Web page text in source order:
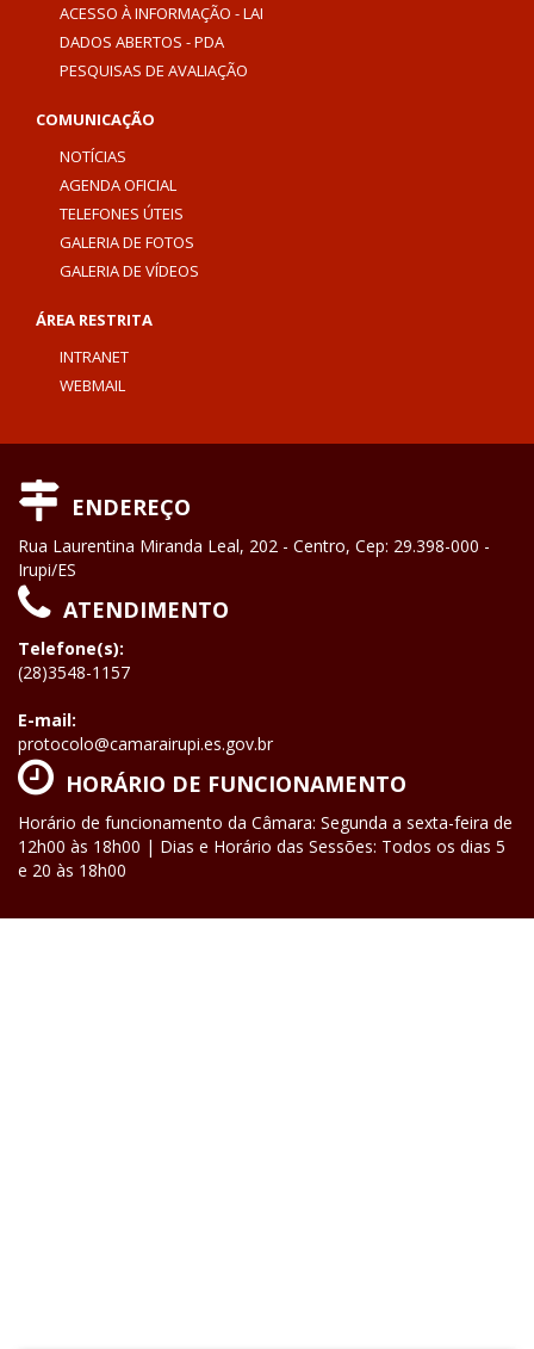
ACESSO À INFORMAÇÃO - LAI
DADOS ABERTOS - PDA
PESQUISAS DE AVALIAÇÃO
COMUNICAÇÃO
NOTÍCIAS
AGENDA OFICIAL
TELEFONES ÚTEIS
GALERIA DE FOTOS
GALERIA DE VÍDEOS
ÁREA RESTRITA
INTRANET
WEBMAIL
ENDEREÇO
Rua Laurentina Miranda Leal, 202 - Centro, Cep: 29.398-000 -
Irupi/ES
ATENDIMENTO
Telefone(s):
(28)3548-1157
E-mail:
protocolo@camarairupi.es.gov.br
HORÁRIO DE FUNCIONAMENTO
Horário de funcionamento da Câmara: Segunda a sexta-feira de
12h00 às 18h00 | Dias e Horário das Sessões: Todos os dias 5
e 20 às 18h00